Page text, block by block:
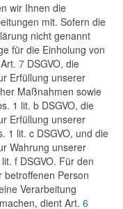
wir Ihnen die
mit. Sofern die
nicht genannt
für die Einholung von
7 DSGVO, die
Erfüllung unserer
Maßnahmen sowie
1 lit. b DSGVO, die
Erfüllung unserer
1 lit. c DSGVO, und die
Wahrung unserer
f DSGVO. Für den
betroffenen Person
Verarbeitung
dient Art. 6